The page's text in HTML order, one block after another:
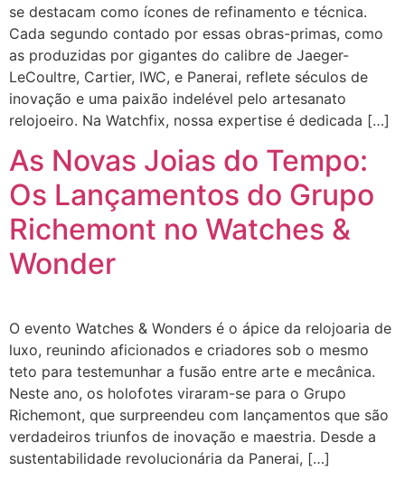
se destacam como ícones de refinamento e técnica.
Cada segundo contado por essas obras-primas, como
as produzidas por gigantes do calibre de Jaeger-
LeCoultre, Cartier, IWC, e Panerai, reflete séculos de
inovação e uma paixão indelével pelo artesanato
relojoeiro. Na Watchfix, nossa expertise é dedicada […]
As Novas Joias do Tempo:
Os Lançamentos do Grupo
Richemont no Watches &
Wonder
O evento Watches & Wonders é o ápice da relojoaria de
luxo, reunindo aficionados e criadores sob o mesmo
teto para testemunhar a fusão entre arte e mecânica.
Neste ano, os holofotes viraram-se para o Grupo
Richemont, que surpreendeu com lançamentos que são
verdadeiros triunfos de inovação e maestria. Desde a
sustentabilidade revolucionária da Panerai, […]